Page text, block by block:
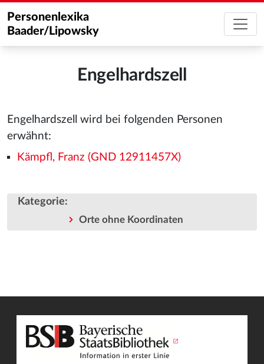
Personenlexika
Baader/Lipowsky
Engelhardszell
Engelhardszell wird bei folgenden Personen
erwähnt:
Kämpfl, Franz (GND 12911457X)
Kategorie:
Orte ohne Koordinaten